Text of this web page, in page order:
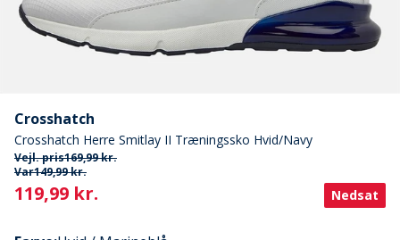
Crosshatch
Crosshatch Herre Smitlay II Træningssko Hvid/Navy
Vejl. pris169,99 kr.
Var149,99 kr.
Current
119,99 kr. Nedsat